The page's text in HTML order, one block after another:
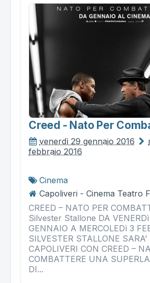
Creed - Nato Per
venerdì 29 gennaio 2016
febbraio 2016
Cinema
Capoliveri - Cinema Teatro
CREED – NATO PER
Silvester Stallone DA
GENNAIO A MERCOLEDì 3
SILVESTER STALLONE SARA’
CAPOLIVERI CON CREED –
COMBATTERE UNA
DI...